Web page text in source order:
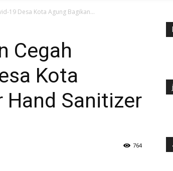
19 Desa Kota Agung Bagikan...
Cegah
Kota
Hand Sanitizer
764